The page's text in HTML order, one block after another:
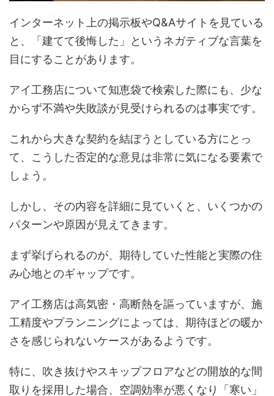
インターネット上の掲示板やQ&Aサイトを見ている
と、「建てて後悔した」というネガティブな言葉を
目にすることがあります。
アイ工務店について知恵袋で検索した際にも、少な
からず不満や失敗談が見受けられるのは事実です。
これから大きな契約を結ぼうとしている方にとっ
て、こうした否定的な意見は非常に気になる要素で
しょう。
しかし、その内容を詳細に見ていくと、いくつかの
パターンや原因が見えてきます。
まず挙げられるのが、期待していた性能と実際の住
み心地とのギャップです。
アイ工務店は高気密・高断熱を謳っていますが、施
工精度やプランニングによっては、期待ほどの暖か
さを感じられないケースがあるようです。
特に、吹き抜けやスキップフロアなどの開放的な間
取りを採用した場合、空調効率が悪くなり「寒い」